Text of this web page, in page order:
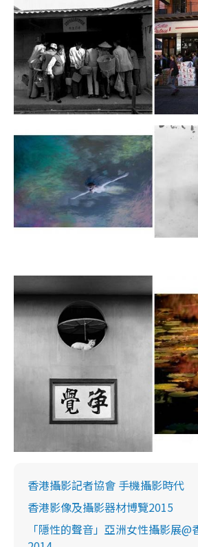
香港攝影記者協會 手機攝影時代
香港影像及攝影器材博覽2015
「隱性的聲音」亞洲女性攝影展